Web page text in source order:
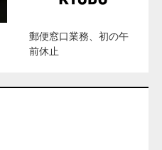
郵便窓口業務、初の午
前休止